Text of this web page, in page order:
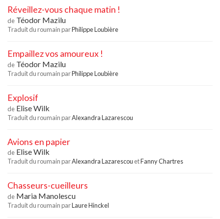
Réveillez-vous chaque matin !
de Téodor Mazilu
Traduit du roumain parPhilippe Loubière
Empaillez vos amoureux !
de Téodor Mazilu
Traduit du roumain parPhilippe Loubière
Explosif
de Elise Wilk
Traduit du roumain parAlexandra Lazarescou
Avions en papier
de Elise Wilk
Traduit du roumain parAlexandra Lazarescou etFanny Chartres
Chasseurs-cueilleurs
de Maria Manolescu
Traduit du roumain parLaure Hinckel